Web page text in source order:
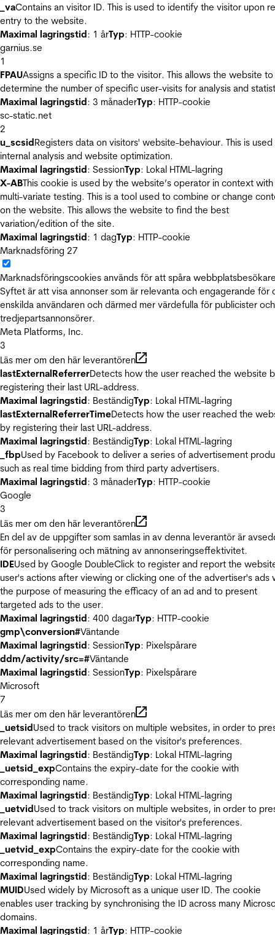
_vaContains an visitor ID. This is used to identify the visitor upon
entry to the website.
Maximal lagringstid: 1 årTyp: HTTP-cookie
garnius.se
1
FPAUAssigns a specific ID to the visitor. This allows the website to
determine the number of specific user-visits for analysis and
Maximal lagringstid: 3 månaderTyp: HTTP-cookie
sc-static.net
2
u_scsidRegisters data on visitors' website-behaviour. This is
internal analysis and website optimization.
Maximal lagringstid: SessionTyp: Lokal HTML-lagring
X-ABThis cookie is used by the website’s operator in context with
multi-variate testing. This is a tool used to combine or change
on the website. This allows the website to find the best
variation/edition of the site.
Maximal lagringstid: 1 dagTyp: HTTP-cookie
Marknadsföring 27
Marknadsföringscookies används för att spåra
Syftet är att visa annonser som är relevanta och engagerande för
enskilda användaren och därmed mer värdefulla för publicister och
tredjepartsannonsörer.
Meta Platforms, Inc.
3
Läs mer om den här leverantören
lastExternalReferrerDetects how the user reached the website
registering their last URL-address.
Maximal lagringstid: BeständigTyp: Lokal HTML-lagring
lastExternalReferrerTimeDetects how the user reached the
by registering their last URL-address.
Maximal lagringstid: BeständigTyp: Lokal HTML-lagring
_fbpUsed by Facebook to deliver a series of advertisement
such as real time bidding from third party advertisers.
Maximal lagringstid: 3 månaderTyp: HTTP-cookie
Google
3
Läs mer om den här leverantören
En del av de uppgifter som samlas in av denna leverantör är
för personalisering och mätning av annonseringseffektivitet.
IDEUsed by Google DoubleClick to register and report the
user's actions after viewing or clicking one of the advertiser's ads
the purpose of measuring the efficacy of an ad and to present
targeted ads to the user.
Maximal lagringstid: 400 dagarTyp: HTTP-cookie
gmp\conversion#Väntande
Maximal lagringstid: SessionTyp: Pixelspårare
ddm/activity/src=#Väntande
Maximal lagringstid: SessionTyp: Pixelspårare
Microsoft
7
Läs mer om den här leverantören
_uetsidUsed to track visitors on multiple websites, in order to
relevant advertisement based on the visitor's preferences.
Maximal lagringstid: BeständigTyp: Lokal HTML-lagring
_uetsid_expContains the expiry-date for the cookie with
corresponding name.
Maximal lagringstid: BeständigTyp: Lokal HTML-lagring
_uetvidUsed to track visitors on multiple websites, in order to
relevant advertisement based on the visitor's preferences.
Maximal lagringstid: BeständigTyp: Lokal HTML-lagring
_uetvid_expContains the expiry-date for the cookie with
corresponding name.
Maximal lagringstid: BeständigTyp: Lokal HTML-lagring
MUIDUsed widely by Microsoft as a unique user ID. The cookie
enables user tracking by synchronising the ID across many
domains.
Maximal lagringstid: 1 årTyp: HTTP-cookie